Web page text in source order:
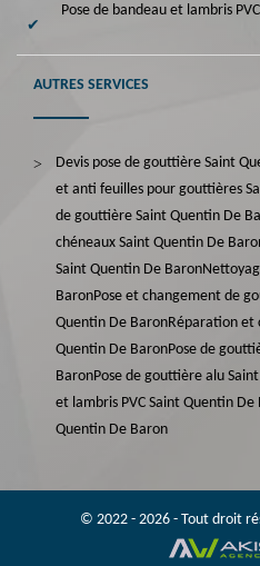
Pose de bandeau et lambris
AUTRES SERVICES
Devis pose de gouttière Saint
et anti feuilles pour gouttières
de gouttière Saint Quentin De
chéneaux Saint Quentin De
Saint Quentin De Baron
BaronPose et changement de
Quentin De BaronRéparation et
Quentin De BaronPose de
BaronPose de gouttière alu
et lambris PVC Saint Quentin De
Quentin De Baron
© 2022 - 2026 - Tout droit